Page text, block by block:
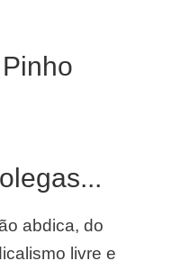
abdica, do
livre e